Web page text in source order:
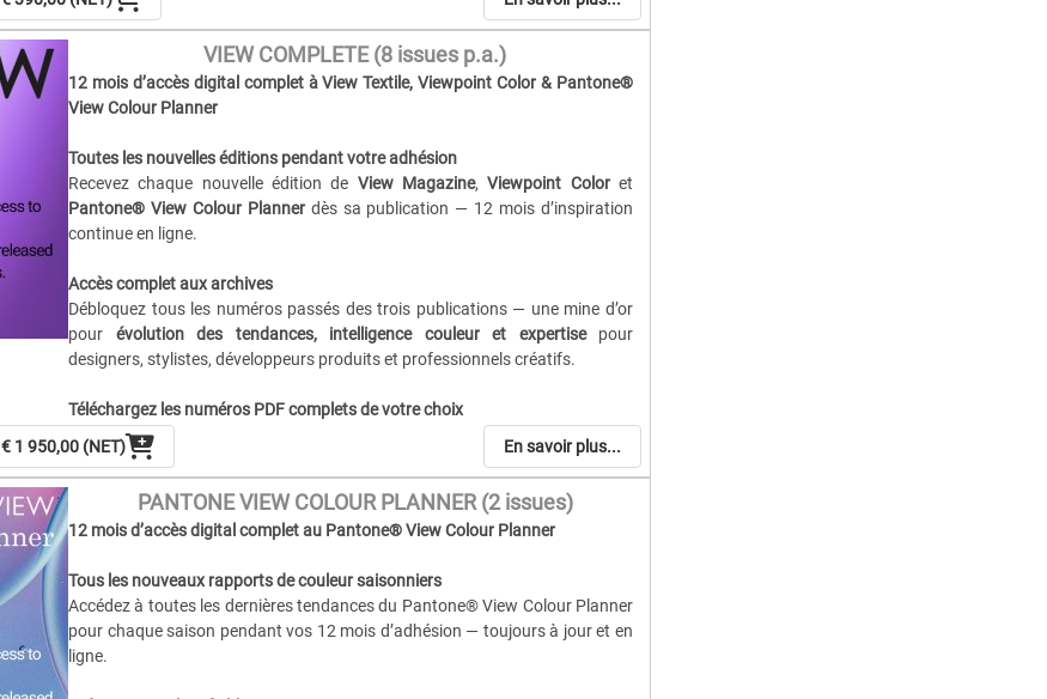
Prévisions de tendances à court & long terme
Restez à l’avant-garde avecdes prévisions de tendances et de couleurs(6–
24 mois), idéales pour le développement produit, le merchandising, le
branding et les stratégies créatives.
Obtenez des insights sur les couleurs, styles, tissus, imprimés et tendances
clés pour le prêt-à-porter contemporain, casual, athleisure et denim.
Future of Making, Design, Branding & Fashion Strategy
durables qui façonnent les industries de la mode et de la création.
Inspiration couleur & harmonies
Plongez dans despalettes, harmonies et directions de tendances
produits, stylistes et tous les professionnels travaillant avec la couleur.
Pourquoi choisir cette adhésion combinée ?
ressource ultime pour l’intelligence des tendances et la direction
, offrant une vision complète de la mode, du textile et des tendances
couleur — dans une seule adhésion pratique pour des insights actionnables.
VIEW COMPLETE (8 issues p.a.)
12 mois d’accès digital complet à View Textile, Viewpoint Color & Pantone®
View Colour Planner
Toutes les nouvelles éditions pendant votre adhésion
Recevez chaque nouvelle édition de View Magazine,Viewpoint Coloret
Pantone® View Colour Plannerdès sa publication — 12 mois d’inspiration
continue en ligne.
Accès complet aux archives
Débloquez tous les numéros passés des trois publications — une mine d’or
pour évolution des tendances, intelligence couleur et expertisepour
designers, stylistes, développeurs produits et professionnels créatifs.
Téléchargez les numéros PDF complets de votre choix
Enregistrez vos numéros pour
utilisation hors ligne, présentations, référence
studio ou inspiration d’équipe
— couvrant mode, textile, couleur et stratégie
des tendances.
Prévisions de tendances & couleurs à court et long terme
textile et la couleur — indispensables pour
merchandising, branding et stratégie créative .
Analyses et prévisions des tendances féminine & masculine
€ 1 950,00 (NET) En savoir plus...
PANTONE VIEW COLOUR PLANNER (2 issues)
12 mois d’accès digital complet au Pantone® View Colour Planner
Tous les nouveaux rapports de couleur saisonniers
Accédez à toutes les dernières tendances du Pantone® View Colour Planner
pour chaque saison pendant vos 12 mois d’adhésion — toujours à jour et en
ligne.